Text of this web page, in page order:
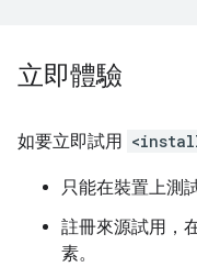
立即體驗
如要立即試用
只能在裝置上測
註冊來源試用，
素。